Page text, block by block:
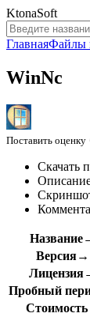
KtonaSoft
ГлавнаяФайлы
WinNc
Поставить оценку
Скачать
Версия→
Пробный